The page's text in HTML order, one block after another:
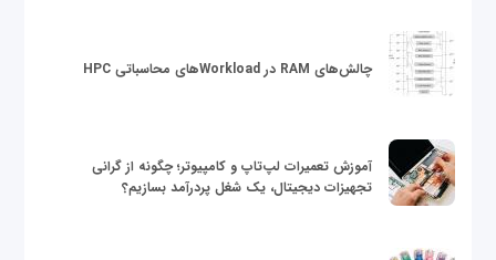
چالش‌های RAM در Workloadهای محاسباتی HPC
آموزش تعمیرات لپ‌تاپ و کامپیوتر؛ چگونه از گرانی
تجهیزات دیجیتال، یک شغل پردرآمد بسازیم؟